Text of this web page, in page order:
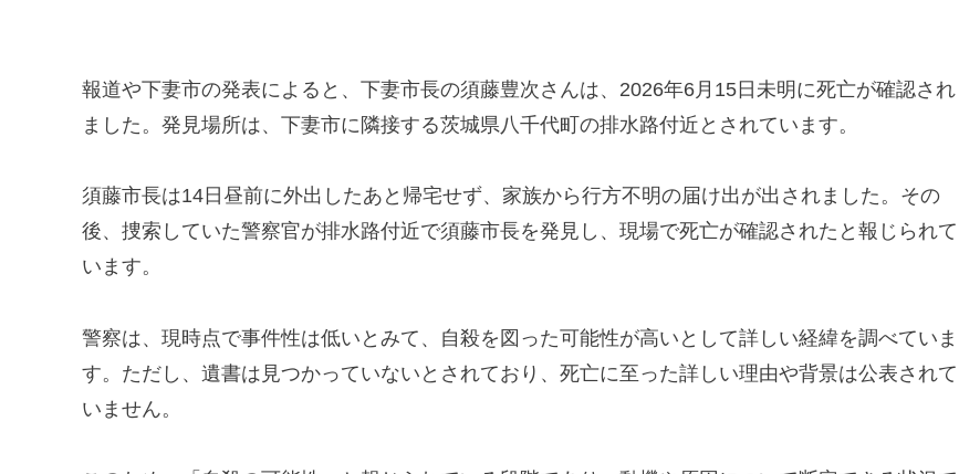
報道や下妻市の発表によると、下妻市長の須藤豊次さんは、2026年6月15日未明に死亡が確認され
ました。発見場所は、下妻市に隣接する茨城県八千代町の排水路付近とされています。
須藤市長は14日昼前に外出したあと帰宅せず、家族から行方不明の届け出が出されました。その
後、捜索していた警察官が排水路付近で須藤市長を発見し、現場で死亡が確認されたと報じられて
います。
警察は、現時点で事件性は低いとみて、自殺を図った可能性が高いとして詳しい経緯を調べていま
す。ただし、遺書は見つかっていないとされており、死亡に至った詳しい理由や背景は公表されて
いません。